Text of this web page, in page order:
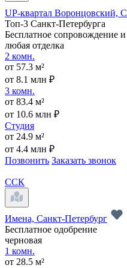
UP-квартал Воронцовский,
Топ-3 Санкт-Петербурга
Бесплатное сопровождение
любая отделка
2 комн.
от 57.3 м²
от 8.1 млн ₽
3 комн.
от 83.4 м²
от 10.6 млн ₽
Студия
от 24.9 м²
от 4.4 млн ₽
Позвонить Заказать звонок
ССК
Имена, Санкт-Петербург
Бесплатное одобрение
черновая
1 комн.
от 28.5 м²